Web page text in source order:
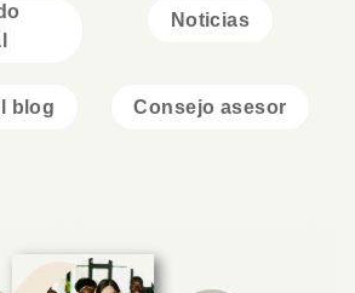
Noticias
blog Consejo asesor